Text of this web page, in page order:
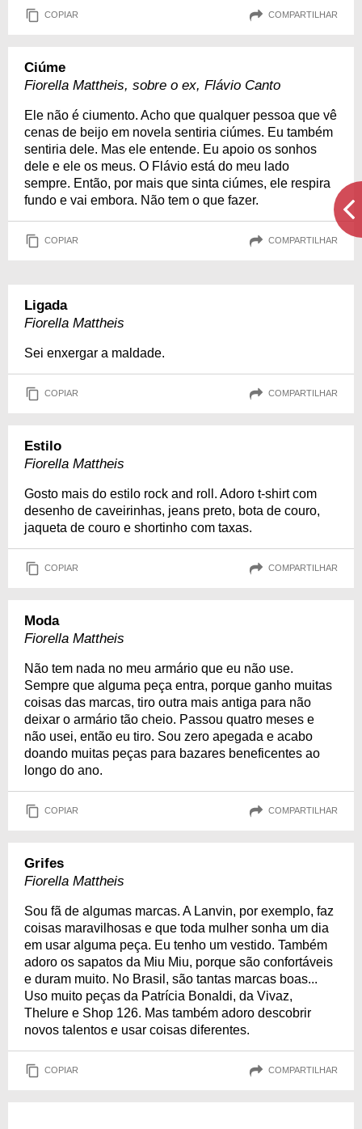
COPIAR COMPARTILHAR
Ciúme
Fiorella Mattheis, sobre o ex, Flávio Canto
Ele não é ciumento. Acho que qualquer pessoa que vê
cenas de beijo em novela sentiria ciúmes. Eu também
sentiria dele. Mas ele entende. Eu apoio os sonhos
dele e ele os meus. O Flávio está do meu lado
sempre. Então, por mais que sinta ciúmes, ele respira
fundo e vai embora. Não tem o que fazer.
COPIAR COMPARTILHAR
Ligada
Fiorella Mattheis
Sei enxergar a maldade.
COPIAR COMPARTILHAR
Estilo
Fiorella Mattheis
Gosto mais do estilo rock and roll. Adoro t-shirt com
desenho de caveirinhas, jeans preto, bota de couro,
jaqueta de couro e shortinho com taxas.
COPIAR COMPARTILHAR
Moda
Fiorella Mattheis
Não tem nada no meu armário que eu não use.
Sempre que alguma peça entra, porque ganho muitas
coisas das marcas, tiro outra mais antiga para não
deixar o armário tão cheio. Passou quatro meses e
não usei, então eu tiro. Sou zero apegada e acabo
doando muitas peças para bazares beneficentes ao
longo do ano.
COPIAR COMPARTILHAR
Grifes
Fiorella Mattheis
Sou fã de algumas marcas. A Lanvin, por exemplo, faz
coisas maravilhosas e que toda mulher sonha um dia
em usar alguma peça. Eu tenho um vestido. Também
adoro os sapatos da Miu Miu, porque são confortáveis
e duram muito. No Brasil, são tantas marcas boas...
Uso muito peças da Patrícia Bonaldi, da Vivaz,
Thelure e Shop 126. Mas também adoro descobrir
novos talentos e usar coisas diferentes.
COPIAR COMPARTILHAR